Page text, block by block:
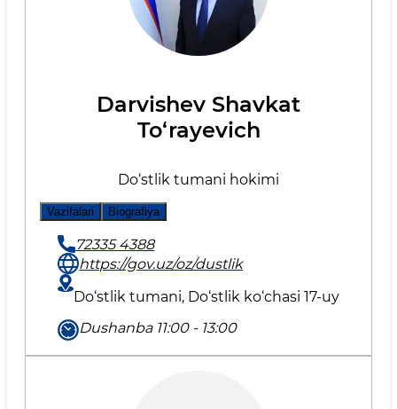
Darvishev Shavkat
To‘rayevich
Do‘stlik tumani hokimi
Vazifalari Biografiya
72335 4388
https://gov.uz/oz/dustlik
Do‘stlik tumani, Do‘stlik ko‘chasi 17-uy
Dushanba 11:00 - 13:00